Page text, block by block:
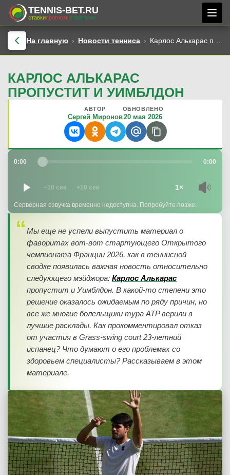
TENNIS-BET.RU
ставкипрогнозыстратегии
На главную Новости тенниса Карлос Алькарас пропустит и Уимблдон
КАРЛОС АЛЬКАРАС
ПРОПУСТИТ И УИМБЛДОН
АВТОР
Сергей Миронов
ОБНОВЛЕНО
20 мая 2026
0:00 0:00
−10 сек +10 сек 1×
Серверная озвучка временно недоступна. Попробуйте позже.
Мы еще не успели выпустить материал о
фаворитах вот-вот стартующего Открытого
чемпионата Франции 2026, как в теннисной
сводке появилась важная новость относительно
следующего мэйджора: Карлос Алькарас
пропустит и Уимблдон. В какой-то степени это
решение оказалось ожидаемым по ряду причин, но
все же многие болельщики тура ATP верили в
лучшие расклады. Как прокомментировал отказ
от участия в Grass-swing court 23-летний
испанец? Что думают о его проблемах со
здоровьем специалисты? Рассказываем в этом
материале.